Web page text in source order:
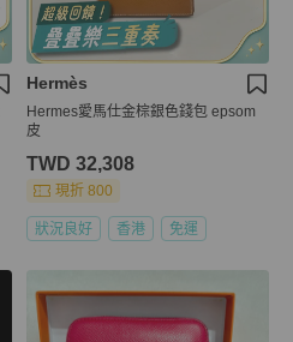
Hermès
Hermes愛馬仕金棕銀色錢包 epsom
皮
TWD 32,308
現折 800
狀況良好 香港 免運